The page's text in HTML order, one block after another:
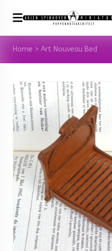
Home > Art Nouveau Bed